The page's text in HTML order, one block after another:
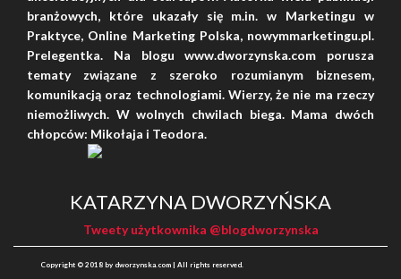
SHARES: 0
branżowych, które ukazały się m.in. w Marketingu w
Praktyce, Online Marketing Polska, nowymmarketingu.pl.
Prelegentka. Na blogu www.dworzynska.com porusza
tematy związane z szeroko rozumianym biznesem,
komunikacją oraz technologiami. Wierzy, że nie ma rzeczy
niemożliwych. W wolnych chwilach biega. Mama dwóch
chłopców: Mikołaja i Teodora.
KATARZYNA DWORZYŃSKA
Tweety użytkownika @blogdworzynska
Copyright © 2018 by dworzynska.com | All rights reserved.